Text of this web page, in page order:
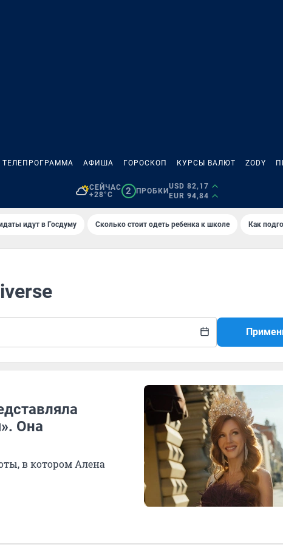
ТЕЛЕПРОГРАММА АФИША ГОРОСКОП КУРСЫ ВАЛЮТ ZODY
СЕЙЧАС
+28°C
2 ПРОБКИ
USD 82,17
EUR 94,84
идут в Госдуму Сколько стоит одеть ребенка к школе Как
Она
в котором Алена